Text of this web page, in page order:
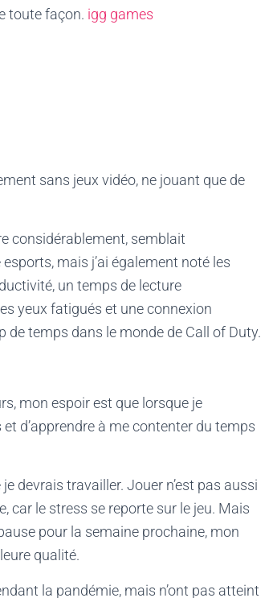
toute façon. igg games
sans jeux vidéo, ne jouant que de
considérablement, semblait
mais j’ai également noté les
un temps de lecture
yeux fatigués et une connexion
de temps dans le monde de Call of Duty.
mon espoir est que lorsque je
d’apprendre à me contenter du temps
devrais travailler. Jouer n’est pas aussi
car le stress se reporte sur le jeu. Mais
pour la semaine prochaine, mon
qualité.
la pandémie, mais n’ont pas atteint